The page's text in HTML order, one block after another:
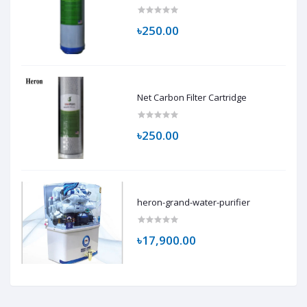
৳250.00
Net Carbon Filter Cartridge
৳250.00
heron-grand-water-purifier
৳17,900.00